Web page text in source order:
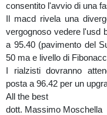
consentito l'avvio di una
Il macd rivela una
vergognoso vedere l'usd
a 95.40 (pavimento del
50 ma e livello di
I rialzisti dovranno
posta a 96.42 per un
All the best
dott. Massimo Moschella